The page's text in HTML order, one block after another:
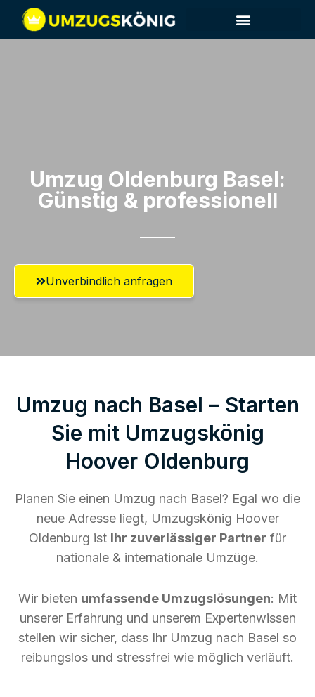
Umzug Oldenburg​ Basel:
Günstig & professionell​
Unverbindlich anfragen
Umzug nach Basel – Starten
Sie mit Umzugskönig
Hoover Oldenburg
Planen Sie einen Umzug nach Basel? Egal wo die
neue Adresse liegt, Umzugskönig Hoover
Oldenburg ist Ihr zuverlässiger Partner für
nationale & internationale Umzüge.
Wir bieten umfassende Umzugslösungen: Mit
unserer Erfahrung und unserem Expertenwissen
stellen wir sicher, dass Ihr Umzug nach Basel so
reibungslos und stressfrei wie möglich verläuft.